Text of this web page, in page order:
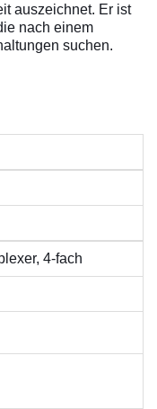
auszeichnet. Er ist
nach einem
suchen.
4-fach